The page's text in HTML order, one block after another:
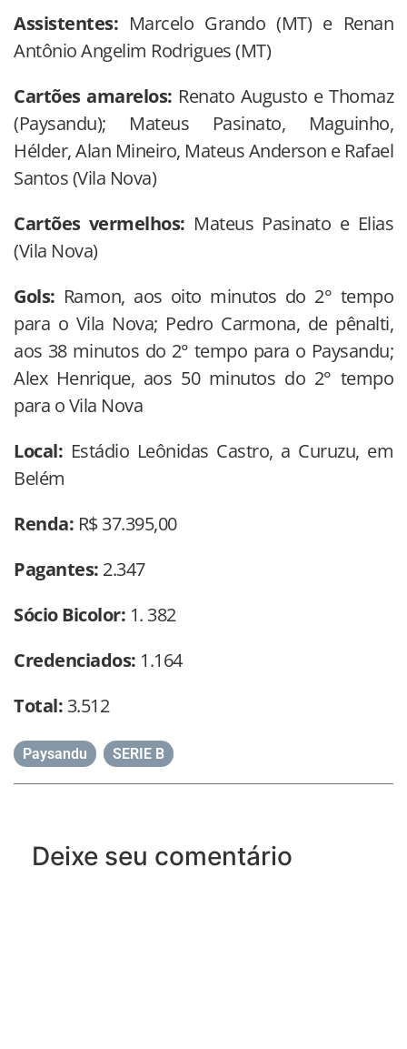
Assistentes: Marcelo Grando (MT) e Renan
Antônio Angelim Rodrigues (MT)
Cartões amarelos: Renato Augusto e Thomaz
(Paysandu); Mateus Pasinato, Maguinho,
Hélder, Alan Mineiro, Mateus Anderson e Rafael
Santos (Vila Nova)
Cartões vermelhos: Mateus Pasinato e Elias
(Vila Nova)
Gols: Ramon, aos oito minutos do 2° tempo
para o Vila Nova; Pedro Carmona, de pênalti,
aos 38 minutos do 2° tempo para o Paysandu;
Alex Henrique, aos 50 minutos do 2° tempo
para o Vila Nova
Local: Estádio Leônidas Castro, a Curuzu, em
Belém
Renda: R$ 37.395,00
Pagantes: 2.347
Sócio Bicolor: 1. 382
Credenciados: 1.164
Total: 3.512
Paysandu SERIE B
Deixe seu comentário